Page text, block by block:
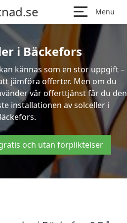
Menu
i Bäckefors
kännas som en stor uppgift –
jämföra offerter. Men om du
vår offerttjänst får du den
installationen av solceller i
och utan förpliktelser